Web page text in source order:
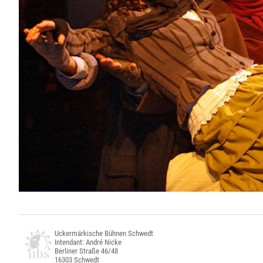
Uckermärkische Bühnen Schwedt
Intendant: André Nicke
Berliner Straße 46/48
16303 Schwedt